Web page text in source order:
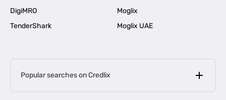
DigiMRO
Moglix
TenderShark
Moglix UAE
Popular searches on Credlix